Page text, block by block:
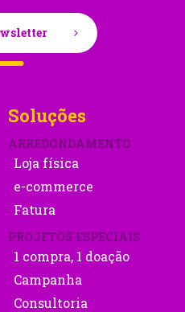
Soluções
ARREDONDAMENTO
Loja física
e-commerce
Fatura
PROJETOS ESPECIAIS
1 compra, 1 doação
Campanha
Consultoria